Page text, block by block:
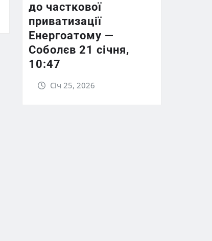
до часткової
приватизації
Енергоатому —
Соболєв 21 січня,
10:47
Січ 25, 2026